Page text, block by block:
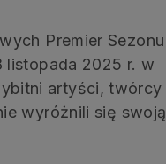
Premier Sezonu
listopada 2025 r. w
artyści, twórcy
wyróżnili się swoją